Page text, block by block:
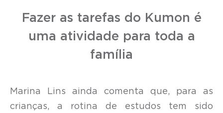
Fazer as tarefas do Kumon é
uma atividade para toda a
família
Marina Lins ainda comenta que, para as
crianças, a rotina de estudos tem sido